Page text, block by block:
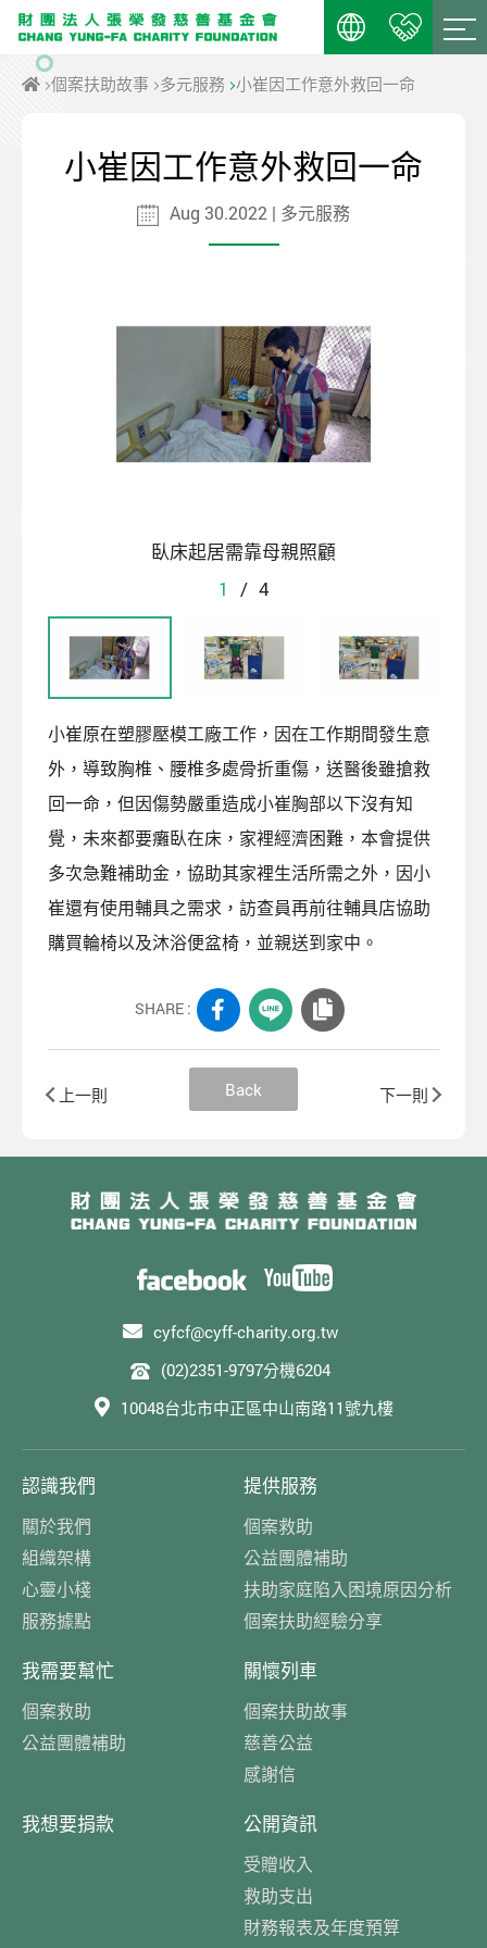
個案扶助故事 多元服務 小崔因工作意外救回一命
小崔因工作意外救回一命
Aug 30.2022 | 多元服務
臥床起居需靠母親照顧
1
/ 4
小崔原在塑膠壓模工廠工作，因在工作期間發生意
外，導致胸椎、腰椎多處骨折重傷，送醫後雖搶救
回一命，但因傷勢嚴重造成小崔胸部以下沒有知
覺，未來都要癱臥在床，家裡經濟困難，本會提供
多次急難補助金，協助其家裡生活所需之外，因小
崔還有使用輔具之需求，訪查員再前往輔具店協助
購買輪椅以及沐浴便盆椅，並親送到家中。
SHARE :
上一則 Back 下一則
cyfcf@cyff-charity.org.tw
(02)2351-9797分機6204
10048台北市中正區中山南路11號九樓
認識我們
關於我們
組織架構
心靈小棧
服務據點
提供服務
個案救助
公益團體補助
扶助家庭陷入困境原因分析
個案扶助經驗分享
我需要幫忙
個案救助
公益團體補助
關懷列車
個案扶助故事
慈善公益
感謝信
我想要捐款 公開資訊
受贈收入
救助支出
財務報表及年度預算